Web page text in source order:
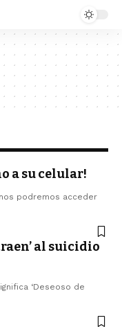
a su celular!
podremos acceder
al suicidio
‘Deseoso de